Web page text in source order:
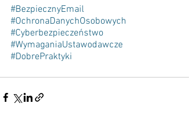
#BezpiecznyEmail
#OchronaDanychOsobowych
#Cyberbezpieczeństwo
#WymaganiaUstawodawcze
#DobrePraktyki